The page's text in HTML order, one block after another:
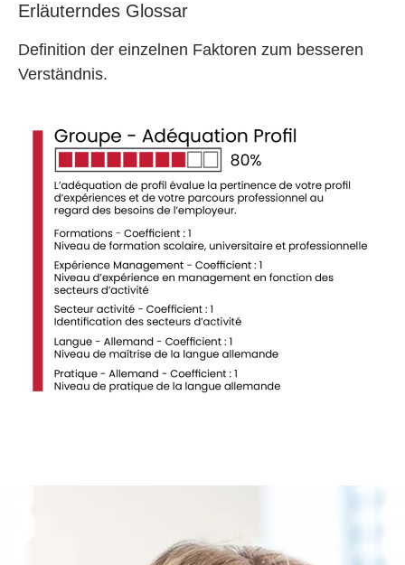
Erläuterndes Glossar
Definition der einzelnen Faktoren zum besseren
Verständnis.